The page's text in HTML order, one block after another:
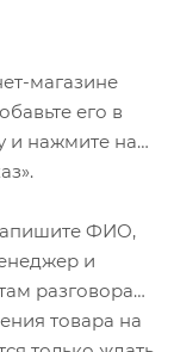
магазине
его в
и нажмите на
ФИО,
и
разговора
товара на